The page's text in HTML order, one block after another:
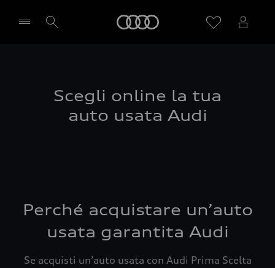
Scegli online la tua
auto usata Audi
Perché acquistare un’auto
usata garantita Audi
Se acquisti un’auto usata con Audi Prima Scelta